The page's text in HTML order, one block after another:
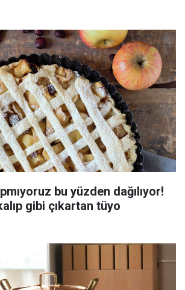
bu yüzden dağılıyor!
gibi çıkartan tüyo